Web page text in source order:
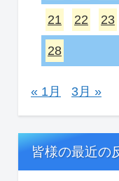
21 22 23
28
« 1月 3月 »
皆様の最近の